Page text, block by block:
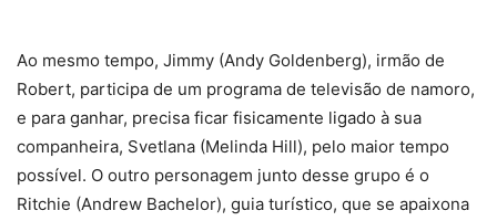
Ao mesmo tempo, Jimmy (Andy Goldenberg), irmão de
Robert, participa de um programa de televisão de namoro,
e para ganhar, precisa ficar fisicamente ligado à sua
companheira, Svetlana (Melinda Hill), pelo maior tempo
possível. O outro personagem junto desse grupo é o
Ritchie (Andrew Bachelor), guia turístico, que se apaixona